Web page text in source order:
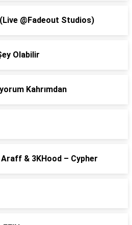
@Fadeout Studios)
Olabilir
Kahrımdan
Araff & 3KHood – Cypher